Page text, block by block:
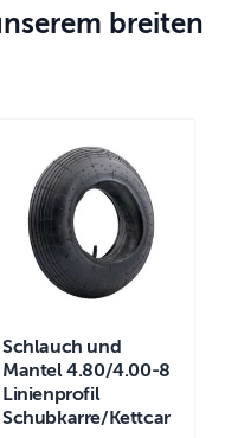
breiten
Schlauch und
Mantel 4.80/4.00-8
Linienprofil
Schubkarre/Kettcar